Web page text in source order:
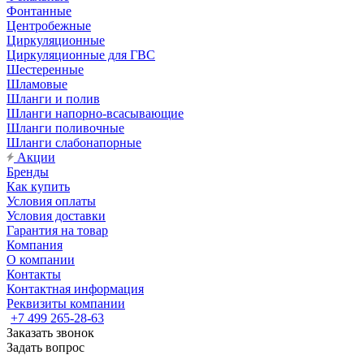
Фонтанные
Центробежные
Циркуляционные
Циркуляционные для ГВС
Шестеренные
Шламовые
Шланги и полив
Шланги напорно-всасывающие
Шланги поливочные
Шланги слабонапорные
Акции
Бренды
Как купить
Условия оплаты
Условия доставки
Гарантия на товар
Компания
О компании
Контакты
Контактная информация
Реквизиты компании
+7 499 265-28-63
Заказать звонок
Задать вопрос